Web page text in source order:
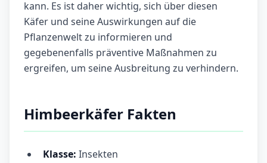
kann. Es ist daher wichtig, sich über diesen
Käfer und seine Auswirkungen auf die
Pflanzenwelt zu informieren und
gegebenenfalls präventive Maßnahmen zu
ergreifen, um seine Ausbreitung zu verhindern.
Himbeerkäfer Fakten
Klasse: Insekten